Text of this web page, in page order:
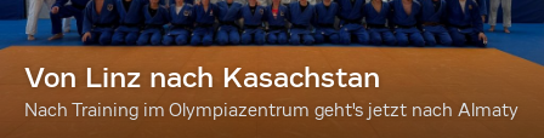
Von Linz nach Kasachstan
Nach Training im Olympiazentrum geht's jetzt nach Almaty